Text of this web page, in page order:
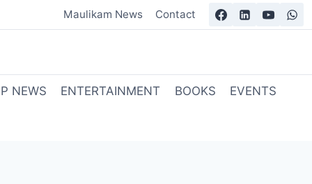
Maulikam News Contact
NEWS ENTERTAINMENT BOOKS EVENTS